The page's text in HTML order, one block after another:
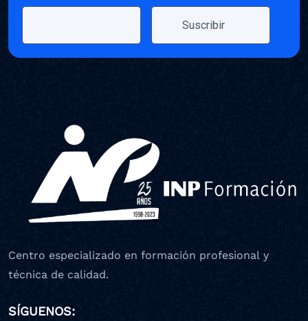
Centro especializado en formación profesional y
técnica de calidad.
SÍGUENOS: